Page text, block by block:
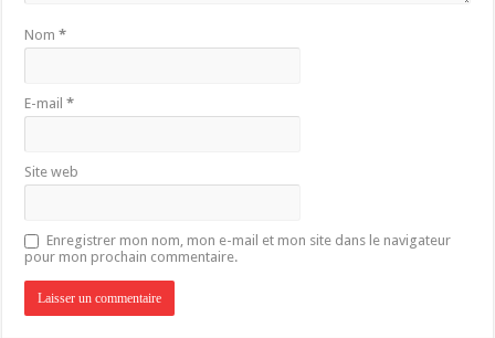
Nom*
E-mail*
Site web
Enregistrer mon nom, mon e-mail et mon site dans le navigateur
pour mon prochain commentaire.